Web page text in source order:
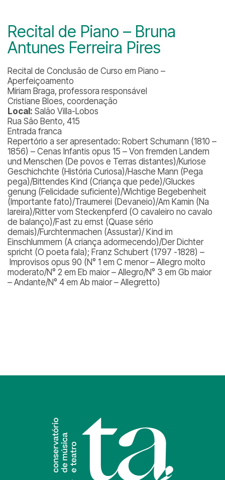
Recital de Piano – Bruna
Antunes Ferreira Pires
Recital de Conclusão de Curso em Piano –
Aperfeiçoamento
Míriam Braga, professora responsável
Cristiane Bloes, coordenação
Local: Salão Villa-Lobos
Rua São Bento, 415
Entrada franca
Repertório a ser apresentado: Robert Schumann (1810 –
1856) – Cenas Infantis opus 15 – Von fremden Landern
und Menschen (De povos e Terras distantes)/Kuriose
Geschichchte (História Curiosa)/Hasche Mann (Pega
pega)/Bittendes Kind (Criança que pede)/Gluckes
genung (Felicidade suficiente)/Wichtige Begebenheit
(Importante fato)/Traumerei (Devaneio)/Am Kamin (Na
lareira)/Ritter vom Steckenpferd (O cavaleiro no cavalo
de balanço)/Fast zu ernst (Quase sério
demais)/Furchtenmachen (Assustar)/ Kind im
Einschlummern (A criança adormecendo)/Der Dichter
spricht (O poeta fala); Franz Schubert (1797 -1828) –
Improvisos opus 90 (N° 1 em C menor – Allegro molto
moderato/N° 2 em Eb maior – Allegro/N° 3 em Gb maior
– Andante/N° 4 em Ab maior – Allegretto)